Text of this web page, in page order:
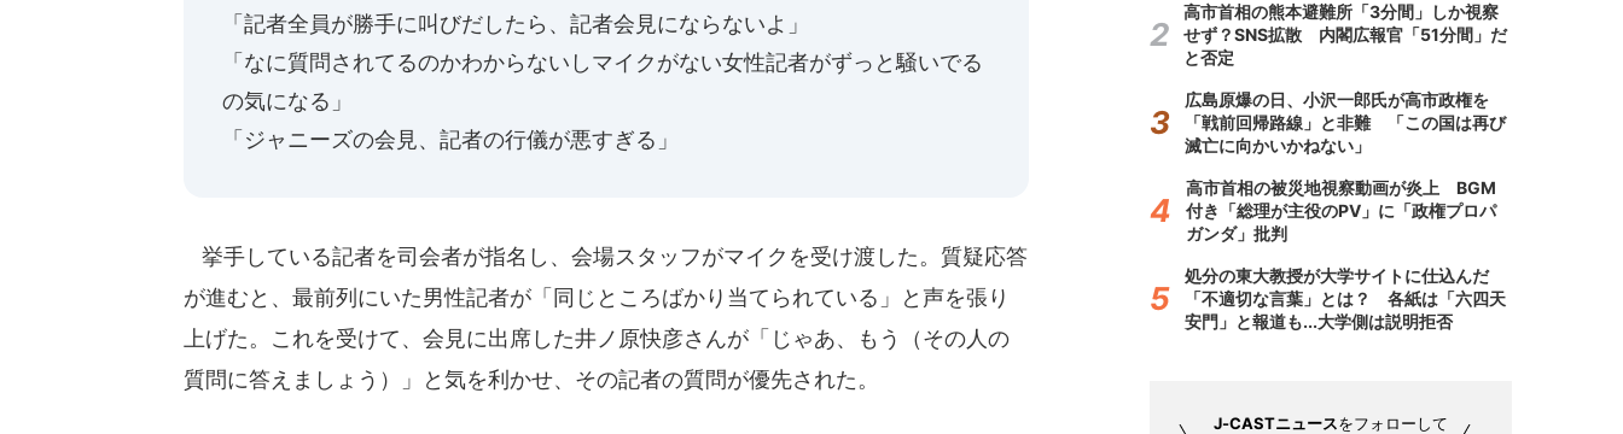
「記者全員が勝手に叫びだしたら、記者会見にならないよ」
「なに質問されてるのかわからないしマイクがない女性記者がずっと騒いでる
の気になる」
「ジャニーズの会見、記者の行儀が悪すぎる」
挙手している記者を司会者が指名し、会場スタッフがマイクを受け渡した。質疑応答
が進むと、最前列にいた男性記者が「同じところばかり当てられている」と声を張り
上げた。これを受けて、会見に出席した井ノ原快彦さんが「じゃあ、もう（その人の
質問に答えましょう）」と気を利かせ、その記者の質問が優先された。
高市首相の熊本避難所「3分間」しか視察
せず？SNS拡散 内閣広報官「51分間」だ
と否定
広島原爆の日、小沢一郎氏が高市政権を
「戦前回帰路線」と非難 「この国は再び
滅亡に向かいかねない」
高市首相の被災地視察動画が炎上 BGM
付き「総理が主役のPV」に「政権プロパ
ガンダ」批判
処分の東大教授が大学サイトに仕込んだ
「不適切な言葉」とは？ 各紙は「六四天
安門」と報道も...大学側は説明拒否
J-CASTニュースをフォローして